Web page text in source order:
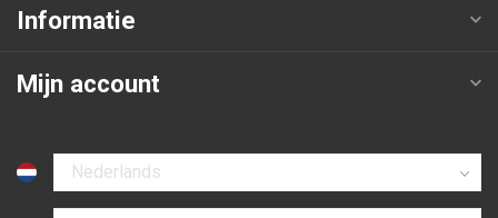
Informatie
Mijn account
Selecteer taal